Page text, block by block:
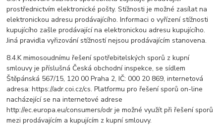
prostřednictvím elektronické pošty. Stížnosti je možné zasílat na
elektronickou adresu prodávajícího. Informaci o vyřízení stížnosti
kupujícího zašle prodávající na elektronickou adresu kupujícího.
Jiná pravidla vyřizování stížností nejsou prodávajícím stanovena.
8.4.K mimosoudnímu řešení spotřebitelských sporů z kupní
smlouvy je příslušná Česká obchodní inspekce, se sídlem
Štěpánská 567/15, 120 00 Praha 2, IČ: 000 20 869, internetová
adresa: https://adr.coi.cz/cs. Platformu pro řešení sporů on-line
nacházející se na internetové adrese
http://ec.europa.eu/consumers/odr je možné využít při řešení sporů
mezi prodávajícím a kupujícím z kupní smlouvy.